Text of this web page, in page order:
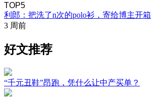
TOP5
利郎：把洗了n次的polo衫，寄给博主开箱
3 周前
好文推荐
“千元丑鞋”昂跑，凭什么让中产买单？